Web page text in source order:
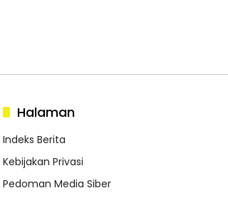
Halaman
Indeks Berita
Kebijakan Privasi
Pedoman Media Siber